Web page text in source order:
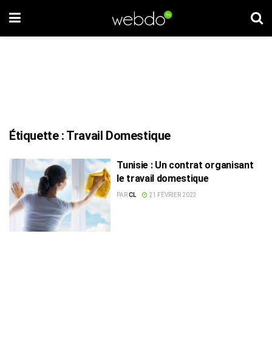
Étiquette : Travail Domestique
Tunisie : Un contrat organisant
le travail domestique
PARCL 21 FÉVRIER 2023